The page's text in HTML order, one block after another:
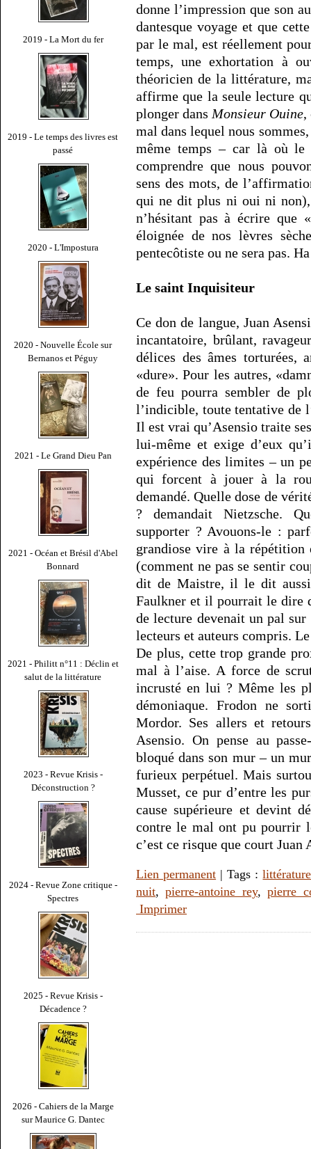
2019 - La Mort du fer
2019 - Le temps des livres est
passé
2020 - L'Impostura
2020 - Nouvelle École sur
Bernanos et Péguy
2021 - Le Grand Dieu Pan
2021 - Océan et Brésil d'Abel
Bonnard
2021 - Philitt n°11 : Déclin et
salut de la littérature
2023 - Revue Krisis -
Déconstruction ?
2024 - Revue Zone critique -
Spectres
2025 - Revue Krisis -
Décadence ?
2026 - Cahiers de la Marge
sur Maurice G. Dantec
donne l’impression que son
dantesque voyage et que
par le mal, est réellement
temps, une exhortation à
théoricien de la littérature,
affirme que la seule lecture
plonger dans Monsieur Ouine,
mal dans lequel nous
même temps – car là où le
comprendre que nous
sens des mots, de
qui ne dit plus ni oui ni non),
n’hésitant pas à écrire que
éloignée de nos lèvres
pentecôtiste ou ne sera pas.
Le saint Inquisiteur
Ce don de langue, Juan
incantatoire, brûlant,
délices des âmes torturées,
«dure». Pour les autres,
de feu pourra sembler de
l’indicible, toute tentative de
Il est vrai qu’Asensio traite
lui-même et exige d’eux
expérience des limites – un
qui forcent à jouer à la
demandé. Quelle dose de
? demandait Nietzsche.
supporter ? Avouons-le :
grandiose vire à la répétition
(comment ne pas se sentir
dit de Maistre, il le dit aussi
Faulkner et il pourrait le dire
de lecture devenait un pal
lecteurs et auteurs compris.
De plus, cette trop grande
mal à l’aise. A force de
incrusté en lui ? Même les
démoniaque. Frodon ne
Mordor. Ses allers et
Asensio. On pense au
bloqué dans son mur – un
furieux perpétuel. Mais
Musset, ce pur d’entre les
cause supérieure et devint
contre le mal ont pu pourrir
c’est ce risque que court
Lien permanent | Tags :littérature
nuit,pierre-antoine rey,pierre
Imprimer